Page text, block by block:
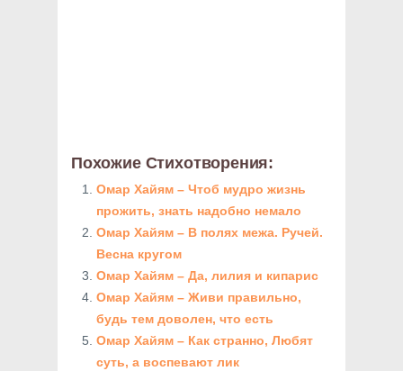
Похожие Стихотворения:
Омар Хайям – Чтоб мудро жизнь
прожить, знать надобно немало
Омар Хайям – В полях межа. Ручей.
Весна кругом
Омар Хайям – Да, лилия и кипарис
Омар Хайям – Живи правильно,
будь тем доволен, что есть
Омар Хайям – Как странно, Любят
суть, а воспевают лик